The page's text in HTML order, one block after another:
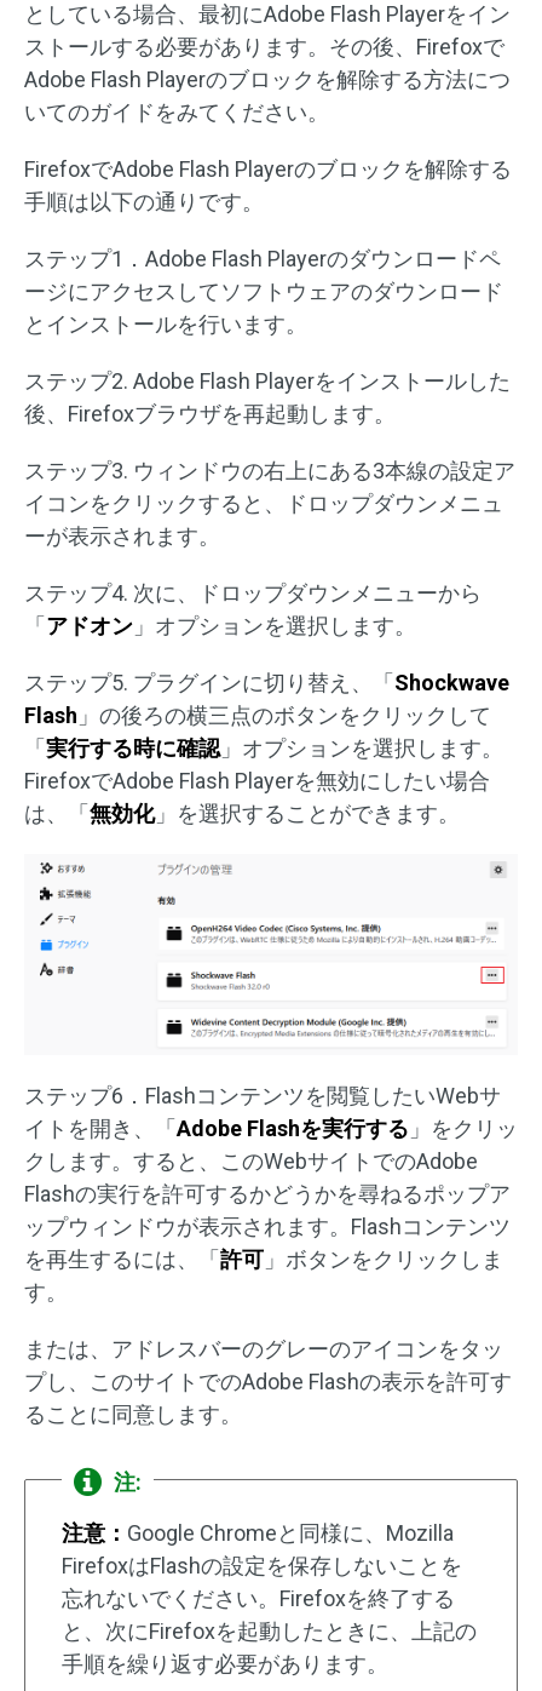
としている場合、最初にAdobe Flash Playerをイン
ストールする必要があります。その後、Firefoxで
Adobe Flash Playerのブロックを解除する方法につ
いてのガイドをみてください。
FirefoxでAdobe Flash Playerのブロックを解除する
手順は以下の通りです。
ステップ1．Adobe Flash Playerのダウンロードペ
ージにアクセスしてソフトウェアのダウンロード
とインストールを行います。
ステップ2. Adobe Flash Playerをインストールした
後、Firefoxブラウザを再起動します。
ステップ3. ウィンドウの右上にある3本線の設定ア
イコンをクリックすると、ドロップダウンメニュ
ーが表示されます。
ステップ4. 次に、ドロップダウンメニューから
「 アドオン 」オプションを選択します。
ステップ5. プラグインに切り替え、「 Shockwave
Flash 」の後ろの横三点のボタンをクリックして
「 実行する時に確認」オプションを選択します。
FirefoxでAdobe Flash Playerを無効にしたい場合
は、「 無効化」を選択することができます。
ステップ6．Flashコンテンツを閲覧したいWebサ
イトを開き、「Adobe Flashを実行する 」をクリッ
クします。すると、このWebサイトでのAdobe
Flashの実行を許可するかどうかを尋ねるポップア
ップウィンドウが表示されます。Flashコンテンツ
を再生するには、「 許可 」ボタンをクリックしま
す。
または、アドレスバーのグレーのアイコンをタッ
プし、このサイトでのAdobe Flashの表示を許可す
ることに同意します。
注:
注意： Google Chromeと同様に、Mozilla
FirefoxはFlashの設定を保存しないことを
忘れないでください。Firefoxを終了する
と、次にFirefoxを起動したときに、上記の
手順を繰り返す必要があります。